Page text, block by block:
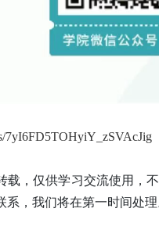
7yI6FD5TOHyiY_zSVAcJig
载，仅供学习交流使用
系，我们将在第一时间处